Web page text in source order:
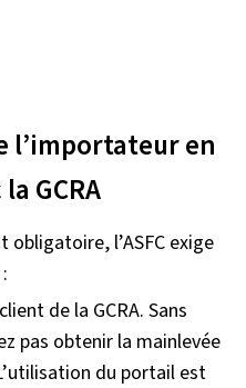
l’importateur en
GCRA
obligatoire, l’ASFC exige
de la GCRA. Sans
pas obtenir la mainlevée
du portail est